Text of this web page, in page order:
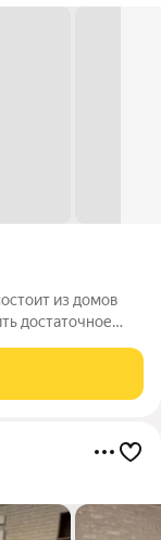
из домов
достаточное
базовой